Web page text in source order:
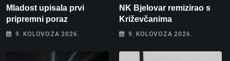
Mladost upisala prvi
pripremni poraz
9. KOLOVOZA 2026.
NK Bjelovar remizirao s
Križevčanima
9. KOLOVOZA 2026.